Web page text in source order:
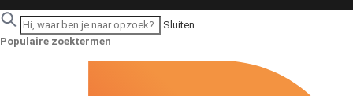
Sluiten
Populaire zoektermen